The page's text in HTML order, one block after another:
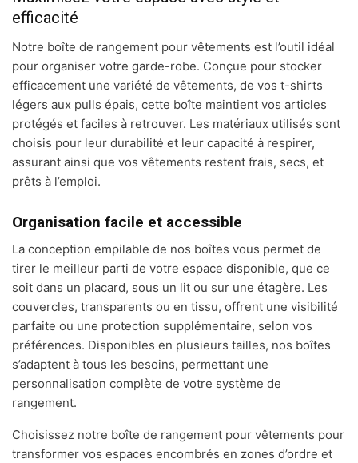
efficacité
Notre boîte de rangement pour vêtements est l’outil idéal
pour organiser votre garde-robe. Conçue pour stocker
efficacement une variété de vêtements, de vos t-shirts
légers aux pulls épais, cette boîte maintient vos articles
protégés et faciles à retrouver. Les matériaux utilisés sont
choisis pour leur durabilité et leur capacité à respirer,
assurant ainsi que vos vêtements restent frais, secs, et
prêts à l’emploi.
Organisation facile et accessible
La conception empilable de nos boîtes vous permet de
tirer le meilleur parti de votre espace disponible, que ce
soit dans un placard, sous un lit ou sur une étagère. Les
couvercles, transparents ou en tissu, offrent une visibilité
parfaite ou une protection supplémentaire, selon vos
préférences. Disponibles en plusieurs tailles, nos boîtes
s’adaptent à tous les besoins, permettant une
personnalisation complète de votre système de
rangement.
Choisissez notre boîte de rangement pour vêtements pour
transformer vos espaces encombrés en zones d’ordre et